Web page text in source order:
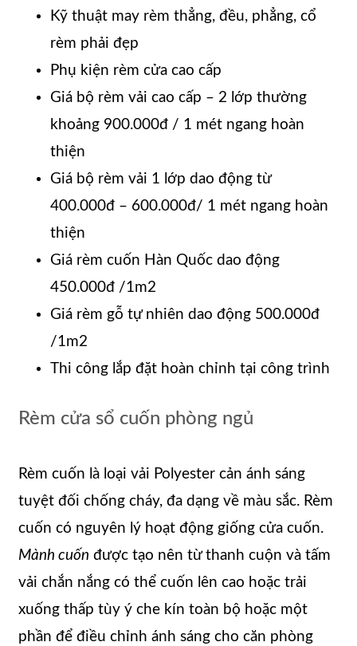
Kỹ thuật may rèm thẳng, đều, phẳng, cổ
rèm phải đẹp
Phụ kiện rèm cửa cao cấp
Giá bộ rèm vải cao cấp – 2 lớp thường
khoảng 900.000đ / 1 mét ngang hoàn
thiện
Giá bộ rèm vải 1 lớp dao động từ
400.000đ – 600.000đ/ 1 mét ngang hoàn
thiện
Giá rèm cuốn Hàn Quốc dao động
450.000đ /1m2
Giá rèm gỗ tự nhiên dao động 500.000đ
/1m2
Thi công lắp đặt hoàn chỉnh tại công trình
Rèm cửa sổ cuốn phòng ngủ
Rèm cuốn là loại vải Polyester cản ánh sáng
tuyệt đối chống cháy, đa dạng về màu sắc. Rèm
cuốn có nguyên lý hoạt động giống cửa cuốn.
Mành cuốn được tạo nên từ thanh cuộn và tấm
vải chắn nắng có thể cuốn lên cao hoặc trải
xuống thấp tùy ý che kín toàn bộ hoặc một
phần để điều chỉnh ánh sáng cho căn phòng